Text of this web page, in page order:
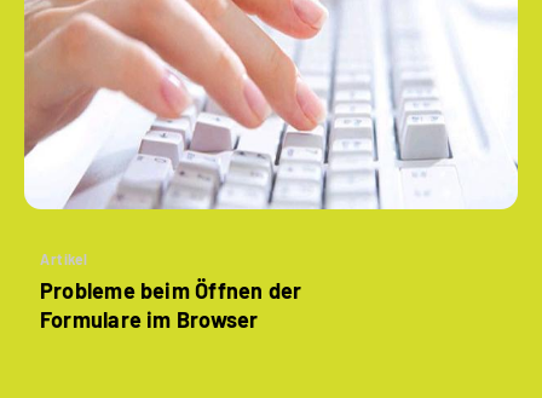
Artikel
Probleme beim Öffnen der
Formulare im Browser